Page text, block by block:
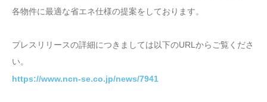
各物件に最適な省エネ仕様の提案をしております。
プレスリリースの詳細につきましては以下のURLからご覧くださ
い。
https://www.ncn-se.co.jp/news/7941